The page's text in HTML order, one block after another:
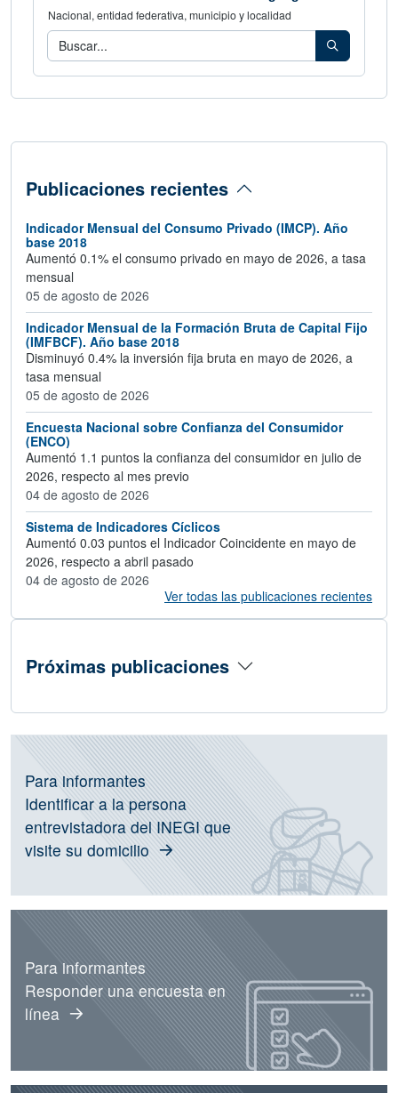
Nacional, entidad federativa, municipio y localidad
Consulta los indicadores de tu área
Buscar
Publicaciones recientes
Indicador Mensual del Consumo Privado (IMCP). Año
base 2018
Aumentó 0.1% el consumo privado en mayo de 2026, a tasa
mensual
05 de agosto de 2026
Indicador Mensual de la Formación Bruta de Capital Fijo
(IMFBCF). Año base 2018
Disminuyó 0.4% la inversión fija bruta en mayo de 2026, a
tasa mensual
05 de agosto de 2026
Encuesta Nacional sobre Confianza del Consumidor
(ENCO)
Aumentó 1.1 puntos la confianza del consumidor en julio de
2026, respecto al mes previo
04 de agosto de 2026
Sistema de Indicadores Cíclicos
Aumentó 0.03 puntos el Indicador Coincidente en mayo de
2026, respecto a abril pasado
04 de agosto de 2026
Ver todas las publicaciones recientes
Próximas publicaciones
Información de operativos vigentes,
Para informantes
Identificar a la persona
entrevistadora del INEGI que
visite su domicilio
Para informantes
Responder una encuesta en
línea